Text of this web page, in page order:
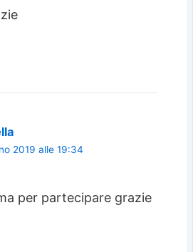
2019 alle 19:34
per partecipare grazie